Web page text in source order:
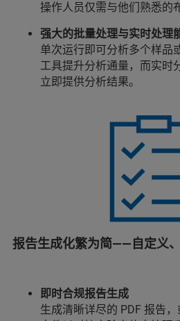
操作人员仅需与他们熟悉的
强大的批量处理与实时处理
单次运行即可分析多个样品
工具提升分析通量，而实时
立即提供分析结果。
报告生成化繁为简——自定义
即时合规报告生成
生成清晰详尽的 PDF 报告